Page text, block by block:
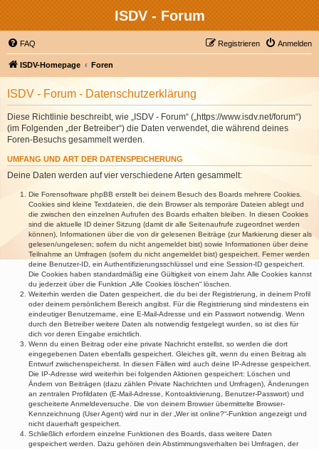
ISDV - Forum
FAQ Anmelden
Registrieren
ISDV-Homepage Foren
ISDV - Forum - Datenschutzerklärung
Diese Richtlinie beschreibt, wie „ISDV - Forum“ („https://www.isdv.net/forum“)
(im Folgenden „der Betreiber“) die Daten verwendet, die während deines
Foren-Besuchs gesammelt werden.
UMFANG UND ART DER DATENSPEICHERUNG
Deine Daten werden auf vier verschiedene Arten gesammelt:
Die Forensoftware phpBB erstellt bei deinem Besuch des Boards mehrere Cookies.
Cookies sind kleine Textdateien, die dein Browser als temporäre Dateien ablegt und
die zwischen den einzelnen Aufrufen des Boards erhalten bleiben. In diesen Cookies
sind die aktuelle ID deiner Sitzung (damit dir alle Seitenaufrufe zugeordnet werden
können), Informationen über die von dir gelesenen Beiträge (zur Markierung dieser als
gelesen/ungelesen; sofern du nicht angemeldet bist) sowie Informationen über deine
Teilnahme an Umfragen (sofern du nicht angemeldet bist) gespeichert. Ferner werden
deine Benutzer-ID, ein Authentifizierungsschlüssel und eine Session-ID gespeichert.
Die Cookies haben standardmäßig eine Gültigkeit von einem Jahr. Alle Cookies kannst
du jederzeit über die Funktion „Alle Cookies löschen“ löschen.
Weiterhin werden die Daten gespeichert, die du bei der Registrierung, in deinem Profil
oder deinem persönlichem Bereich angibst. Für die Registrierung sind mindestens ein
eindeutiger Benutzername, eine E-Mail-Adresse und ein Passwort notwendig. Wenn
durch den Betreiber weitere Daten als notwendig festgelegt wurden, so ist dies für
dich vor deren Eingabe ersichtlich.
Wenn du einen Beitrag oder eine private Nachricht erstellst, so werden die dort
eingegebenen Daten ebenfalls gespeichert. Gleiches gilt, wenn du einen Beitrag als
Entwurf zwischenspeicherst. In diesen Fällen wird auch deine IP-Adresse gespeichert.
Die IP-Adresse wird weiterhin bei folgenden Aktionen gespeichert: Löschen und
Ändern von Beiträgen (dazu zählen Private Nachrichten und Umfragen), Änderungen
an zentralen Profildaten (E-Mail-Adresse, Kontoaktivierung, Benutzer-Passwort) und
gescheiterte Anmeldeversuche. Die von deinem Browser übermittelte Browser-
Kennzeichnung (User Agent) wird nur in der „Wer ist online?“-Funktion angezeigt und
nicht dauerhaft gespeichert.
Schließlich erfordern einzelne Funktionen des Boards, dass weitere Daten
gespeichert werden. Dazu gehören dein Abstimmungsverhalten bei Umfragen, der